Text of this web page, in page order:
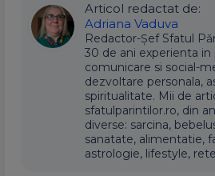
Articol redactat de:
Adriana Vaduva
Redactor-Șef Sfatul
30 de ani experienta in
comunicare si social-
dezvoltare personala,
spiritualitate. Mii de
sfatulparintilor.ro, din
diverse: sarcina,
sanatate, alimentatie,
astrologie, lifestyle,